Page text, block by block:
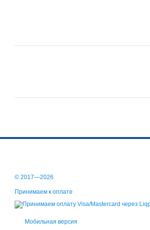
© 2017—2026
Принимаем к оплате
Мобильная версия